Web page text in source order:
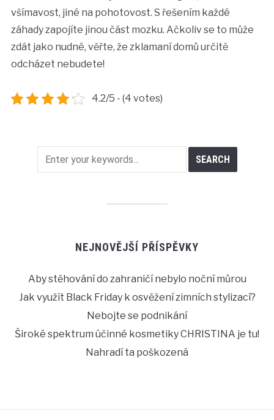
všímavost, jiné na pohotovost. S řešením každé
záhady zapojíte jinou část mozku. Ačkoliv se to může
zdát jako nudné, věřte, že zklamaní domů určitě
odcházet nebudete!
4.2/5 - (4 votes)
NEJNOVĚJŠÍ PŘÍSPĚVKY
Aby stěhování do zahraničí nebylo noční můrou
Jak využít Black Friday k osvěžení zimních stylizací?
Nebojte se podnikání
Široké spektrum účinné kosmetiky CHRISTINA je tu!
Nahradí ta poškozená